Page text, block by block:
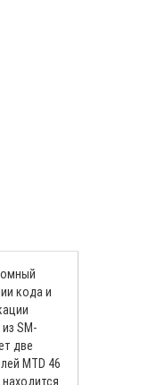
кода и
SM-
две
MTD 46